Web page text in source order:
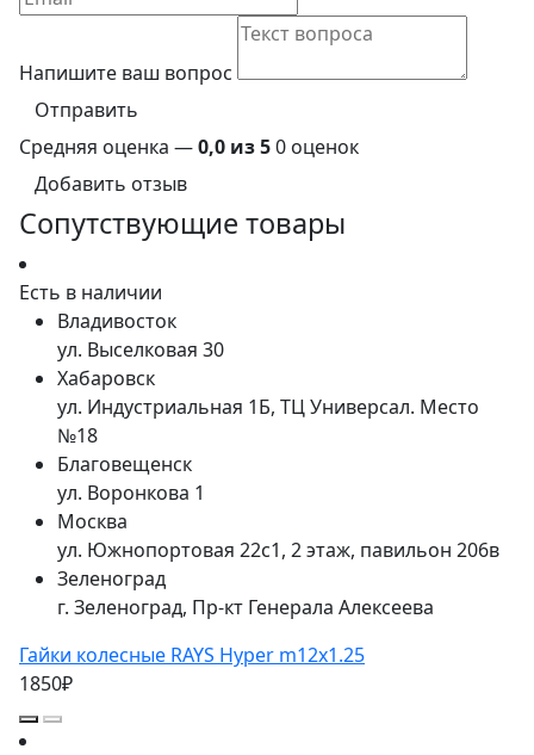
Напишите ваш вопрос
Отправить
Средняя оценка —0,0 из 50 оценок
Добавить отзыв
Сопутствующие товары
Есть в наличии
Владивосток
ул. Выселковая 30
Хабаровск
ул. Индустриальная 1Б, ТЦ Универсал. Место
№18
Благовещенск
ул. Воронкова 1
Москва
ул. Южнопортовая 22с1, 2 этаж, павильон 206в
Зеленоград
г. Зеленоград, Пр-кт Генерала Алексеева
Гайки колесные RAYS Hyper m12x1.25
1850₽